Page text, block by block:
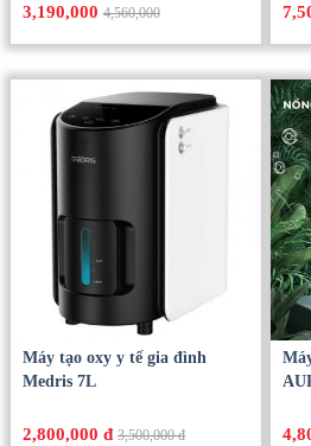
3,190,0004,560,000
Máy tạo oxy y tế gia đình
Medris 7L
2,800,000 đ 3,500,000 đ